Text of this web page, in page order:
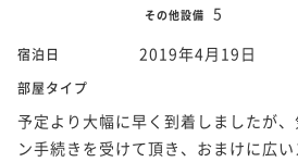
その他設備 5
宿泊日 2019年4月19日
部屋タイプ
予定より大幅に早く到着しましたが
ン手続きを受けて頂き、おまけに広